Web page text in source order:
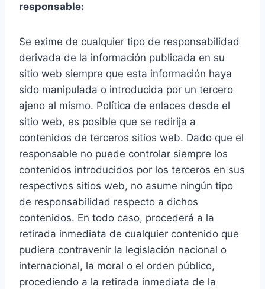
responsable:
Se exime de cualquier tipo de responsabilidad
derivada de la información publicada en su
sitio web siempre que esta información haya
sido manipulada o introducida por un tercero
ajeno al mismo. Política de enlaces desde el
sitio web, es posible que se redirija a
contenidos de terceros sitios web. Dado que el
responsable no puede controlar siempre los
contenidos introducidos por los terceros en sus
respectivos sitios web, no asume ningún tipo
de responsabilidad respecto a dichos
contenidos. En todo caso, procederá a la
retirada inmediata de cualquier contenido que
pudiera contravenir la legislación nacional o
internacional, la moral o el orden público,
procediendo a la retirada inmediata de la